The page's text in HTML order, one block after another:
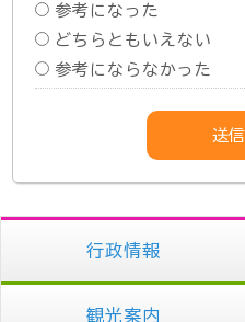
参考になった
どちらともいえない
参考にならなかった
行政情報
観光案内